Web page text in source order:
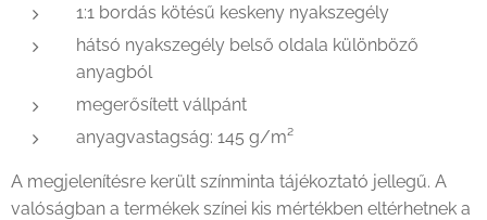
1:1 bordás kötésű keskeny nyakszegély
hátsó nyakszegély belső oldala különböző
anyagból
megerősített vállpánt
anyagvastagság: 145 g/m²
A megjelenítésre került színminta tájékoztató jellegű. A
valóságban a termékek színei kis mértékben eltérhetnek a